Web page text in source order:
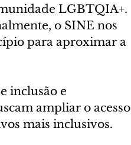
LGBTQIA+.
o SINE nos
para aproximar a
inclusão e
ampliar o acesso
mais inclusivos.